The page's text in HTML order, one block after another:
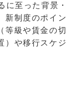
に至った背景・
新制度のポイン
等級や賃金の切
）や移行スケジ